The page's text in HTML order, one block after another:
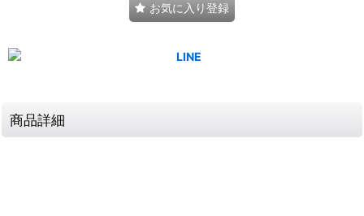
お気に入り登録
商品詳細